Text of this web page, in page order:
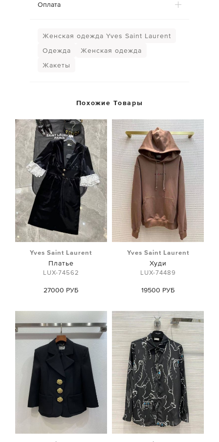
Оплата
Женская одежда Yves Saint Laurent
Одежда
Женская одежда
Жакеты
Похожие Товары
Yves Saint Laurent
Платье
LUX-74562
27000 РУБ
Yves Saint Laurent
Худи
LUX-74489
19500 РУБ